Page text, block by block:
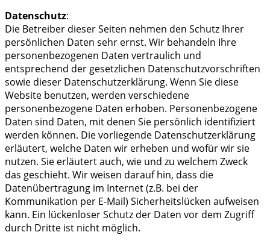
Datenschutz:
Die Betreiber dieser Seiten nehmen den Schutz Ihrer
persönlichen Daten sehr ernst. Wir behandeln Ihre
personenbezogenen Daten vertraulich und
entsprechend der gesetzlichen Datenschutzvorschriften
sowie dieser Datenschutzerklärung. Wenn Sie diese
Website benutzen, werden verschiedene
personenbezogene Daten erhoben. Personenbezogene
Daten sind Daten, mit denen Sie persönlich identifiziert
werden können. Die vorliegende Datenschutzerklärung
erläutert, welche Daten wir erheben und wofür wir sie
nutzen. Sie erläutert auch, wie und zu welchem Zweck
das geschieht. Wir weisen darauf hin, dass die
Datenübertragung im Internet (z.B. bei der
Kommunikation per E-Mail) Sicherheitslücken aufweisen
kann. Ein lückenloser Schutz der Daten vor dem Zugriff
durch Dritte ist nicht möglich.